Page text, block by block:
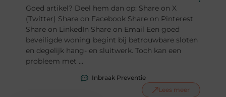
Goed artikel? Deel hem dan op: Share on X
(Twitter) Share on Facebook Share on Pinterest
Share on LinkedIn Share on Email Een goed
beveiligde woning begint bij betrouwbare sloten
en degelijk hang- en sluitwerk. Toch kan een
probleem met ...
Inbraak Preventie
Lees meer